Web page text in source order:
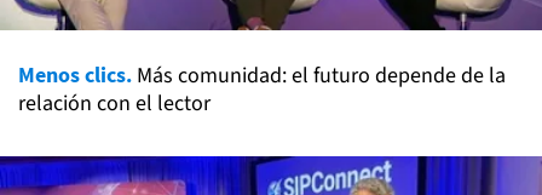
Menos clics. Más comunidad: el futuro depende de la
relación con el lector